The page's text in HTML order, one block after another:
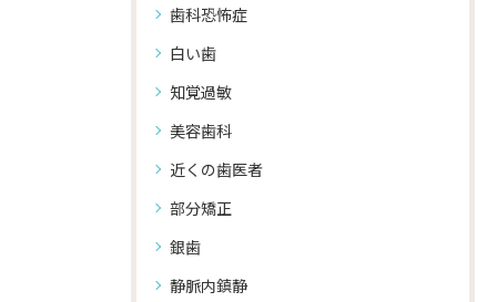
歯科恐怖症
白い歯
知覚過敏
美容歯科
近くの歯医者
部分矯正
銀歯
静脈内鎮静